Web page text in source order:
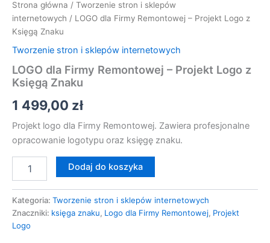
Strona główna / Tworzenie stron i sklepów
internetowych / LOGO dla Firmy Remontowej – Projekt Logo z
Księgą Znaku
Tworzenie stron i sklepów internetowych
LOGO dla Firmy Remontowej – Projekt Logo z
Księgą Znaku
1 499,00 zł
Projekt logo dla Firmy Remontowej. Zawiera profesjonalne
opracowanie logotypu oraz księgę znaku.
Dodaj do koszyka
Kategoria: Tworzenie stron i sklepów internetowych
Znaczniki: księga znaku, Logo dla Firmy Remontowej, Projekt
Logo